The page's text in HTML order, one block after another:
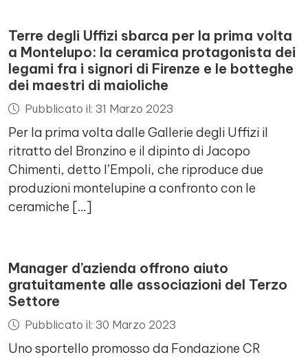
Terre degli Uffizi sbarca per la prima volta
a Montelupo: la ceramica protagonista dei
legami fra i signori di Firenze e le botteghe
dei maestri di maioliche
Pubblicato il: 31 Marzo 2023
Per la prima volta dalle Gallerie degli Uffizi il
ritratto del Bronzino e il dipinto di Jacopo
Chimenti, detto l’Empoli, che riproduce due
produzioni montelupine a confronto con le
ceramiche […]
Manager d’azienda offrono aiuto
gratuitamente alle associazioni del Terzo
Settore
Pubblicato il: 30 Marzo 2023
Uno sportello promosso da Fondazione CR